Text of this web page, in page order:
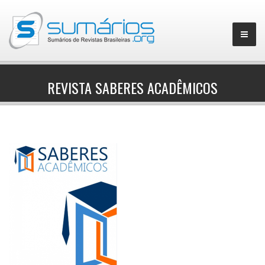
▼
REVISTA SABERES ACADÊMICOS